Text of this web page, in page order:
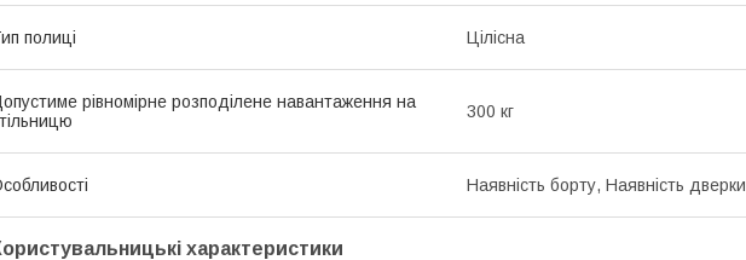
полиці Цілісна
рівномірне розподілене навантаження на
300 кг
Наявність борту, Наявність дверки
характеристики